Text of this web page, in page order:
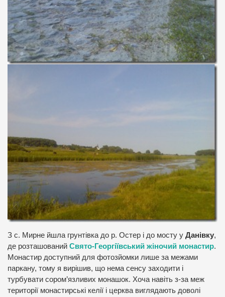
З с. Мирне йшла грунтівка до р. Остер і до мосту у Данівку,
де розташований Свято-Георгіївський жіночий монастир.
Монастир доступний для фотозйомки лише за межами
паркану, тому я вирішив, що нема сенсу заходити і
турбувати сором’язливих монашок. Хоча навіть з-за меж
території монастирські келії і церква виглядають доволі